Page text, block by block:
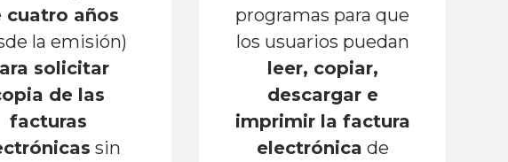
cuatro años
la emisión)
solicitar
de las
facturas
sin
programas para que
los usuarios puedan
leer, copiar,
descargar e
imprimir la factura
electrónica de